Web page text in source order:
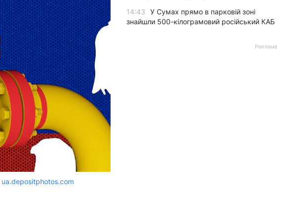
ua.depositphotos.com
14:43
У Сумах прямо в парковій зоні
знайшли 500-кілограмовий російський КАБ
Реклама